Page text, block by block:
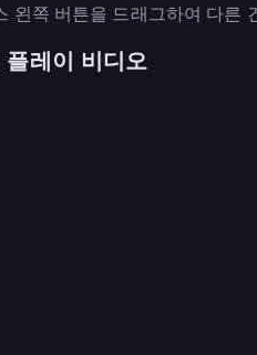
왼쪽 버튼을 드래그하여 다른
플레이 비디오